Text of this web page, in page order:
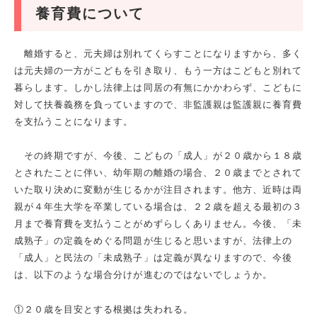
養育費について
離婚すると、元夫婦は別れてくらすことになりますから、多く
は元夫婦の一方がこどもを引き取り、もう一方はこどもと別れて
暮らします。しかし法律上は同居の有無にかかわらず、こどもに
対して扶養義務を負っていますので、非監護親は監護親に養育費
を支払うことになります。
その終期ですが、今後、こどもの「成人」が２０歳から１８歳
とされたことに伴い、幼年期の離婚の場合、２０歳までとされて
いた取り決めに変動が生じるかが注目されます。他方、近時は両
親が４年生大学を卒業している場合は、２２歳を超える最初の３
月まで養育費を支払うことがめずらしくありません。今後、「未
成熟子」の定義をめぐる問題が生じると思いますが、法律上の
「成人」と民法の「未成熟子」は定義が異なりますので、今後
は、以下のような場合分けが進むのではないでしょうか。
①２０歳を目安とする根拠は失われる。